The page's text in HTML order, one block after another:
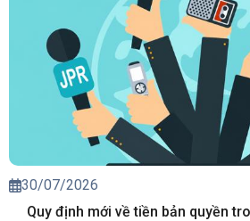
30/07/2026
Quy định mới về tiền bản quyền